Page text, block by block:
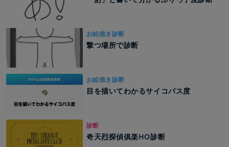
お絵描き診断
撃つ場所で診断
お絵描き診断
目を描いてわかるサイコパス度
診断
奇天烈探偵俱楽HO診断